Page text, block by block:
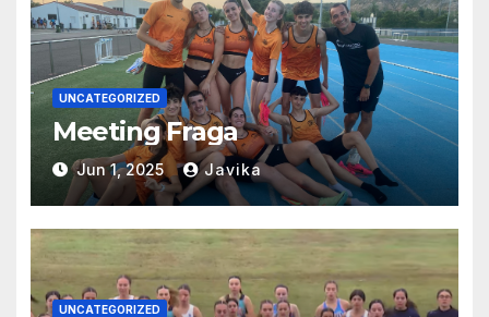
UNCATEGORIZED
Meeting Fraga
Jun 1, 2025 Javika
UNCATEGORIZED